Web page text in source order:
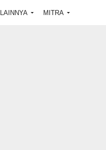
LAINNYA MITRA